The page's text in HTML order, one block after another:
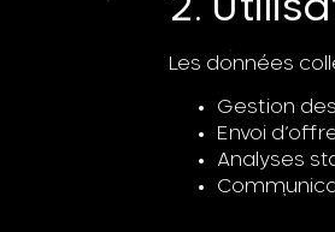
2.
Les données
Gestion
Envoi
Analyses